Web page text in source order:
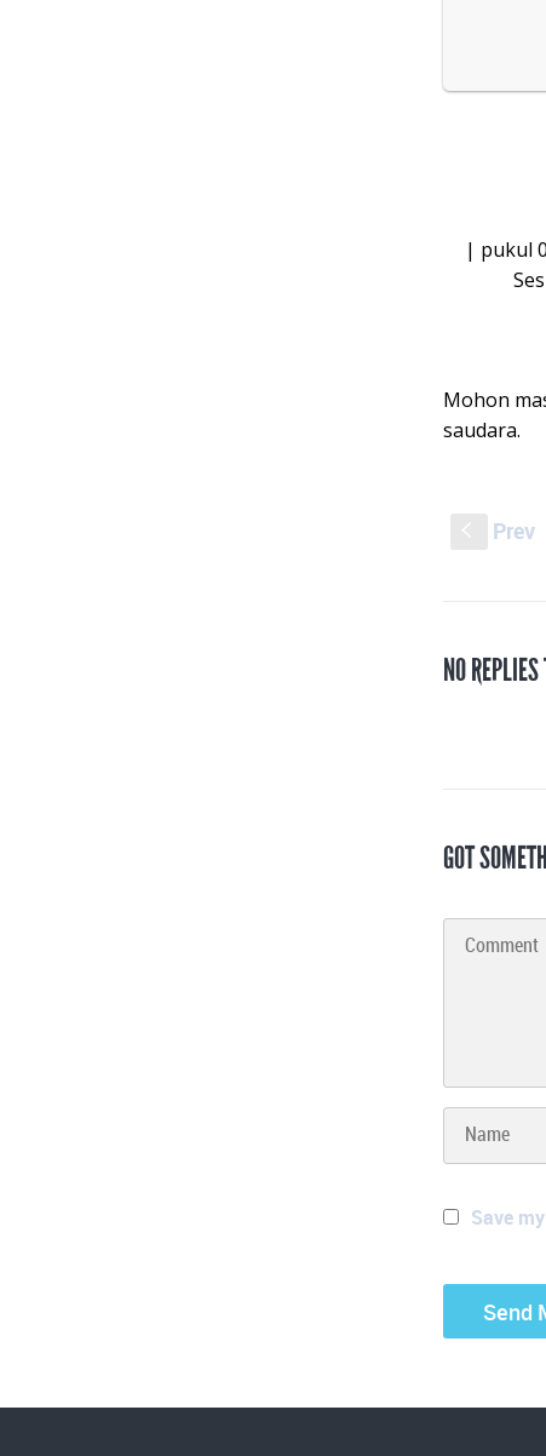
| pukul
Mohon
saudara.
Prev
NO
GOT
Save